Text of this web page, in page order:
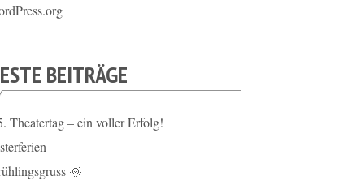
BEITRÄGE
Theatertag – ein voller Erfolg!
🌞